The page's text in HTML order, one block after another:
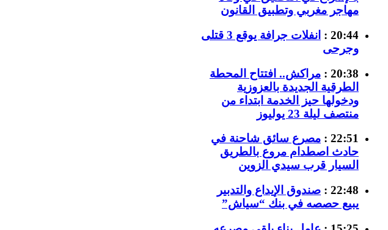
مهاجر مغربي وتطبيق القانون
20:44 :
انفلات جرافة يوقع 3 قتلى
وجرحى
20:38 :
مراكش.. افتتاح المحطة
الطرقية الجديدة بالعزوزية
ودخولها حيز الخدمة ابتداء من
منتصف ليلة 23 يوليوز
22:51 :
مصرع سائق شاحنة في
حادث اصطدام مروع بالطريق
السيار قرب سيدي الزوين
22:48 :
صندوق الإيداع والتدبير
يبيع حصصه في بنك “سياش”